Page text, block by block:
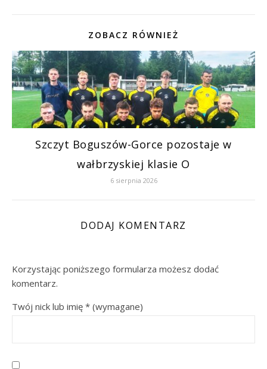
ZOBACZ RÓWNIEŻ
Szczyt Boguszów-Gorce pozostaje w
wałbrzyskiej klasie O
6 sierpnia 2026
DODAJ KOMENTARZ
Korzystając poniższego formularza możesz dodać
komentarz.
Twój nick lub imię * (wymagane)